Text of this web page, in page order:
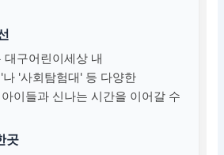
대구어린이세상 내
'사회탐험대' 등 다양한
이들과 신나는 시간을 이어갈 수
곳